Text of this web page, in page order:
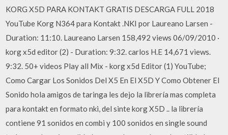
KORG X5D PARA KONTAKT GRATIS DESCARGA FULL 2018
YouTube Korg N364 para Kontakt .NKI por Laureano Larsen -
Duration: 11:10. Laureano Larsen 158,492 views 06/09/2010 ·
korg x5d editor (2) - Duration: 9:32. carlos H.E 14,671 views.
9:32. 50+ videos Play all Mix - korg x5d Editor (1) YouTube;
Como Cargar Los Sonidos Del X5 En El X5D Y Como Obtener El
Sonido hola amigos de taringa les dejo la librería mas completa
para kontakt en formato nki, del sinte korg X5D .. la librería
contiene 91 sonidos en combi y 100 sonidos en single sound